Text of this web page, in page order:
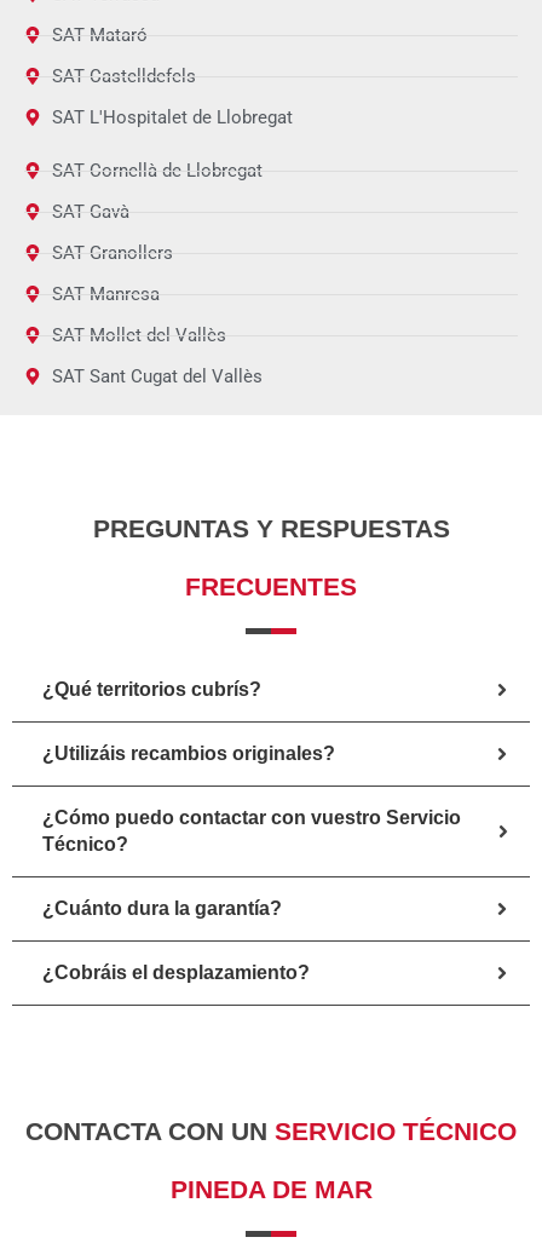
SAT Mataró
SAT Castelldefels
SAT L'Hospitalet de Llobregat
SAT Cornellà de Llobregat
SAT Gavà
SAT Granollers
SAT Manresa
SAT Mollet del Vallès
SAT Sant Cugat del Vallès
PREGUNTAS Y RESPUESTAS
FRECUENTES
¿Qué territorios cubrís?
¿Utilizáis recambios originales?
¿Cómo puedo contactar con vuestro Servicio
Técnico?
¿Cuánto dura la garantía?
¿Cobráis el desplazamiento?
CONTACTA CON UN SERVICIO TÉCNICO
PINEDA DE MAR